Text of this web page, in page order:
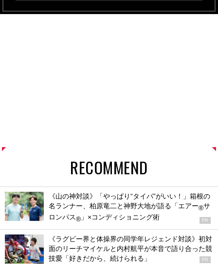
RECOMMEND
《山の神対談》「やっぱり“タイパ”がいい！」箱根の
名ランナー、柏原竜二と神野大地が語る「エアー®サ
ロンパス® 」×コンディショニング術 PR
《ラグビー界と体操界の同学年レジェンド対談》初対
面のリーチマイケルと内村航平が本音で語り合った競
技愛「好きだから、続けられる」
PR